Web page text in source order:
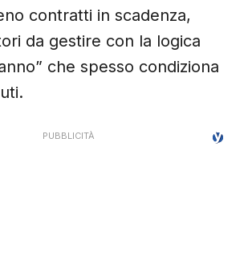
contratti in scadenza,
da gestire con la logica
che spesso condiziona